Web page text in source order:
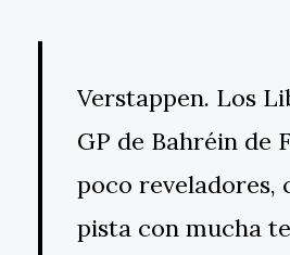
Verstappen. Los
GP de Bahréin de
poco reveladores,
pista con mucha